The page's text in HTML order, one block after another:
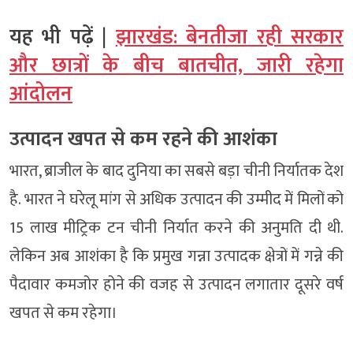
यह भी पढ़ें |झारखंड: बेनतीजा रही सरकार
और छात्रों के बीच बातचीत, जारी रहेगा
आंदोलन
उत्पादन खपत से कम रहने की आशंका
भारत, ब्राजील के बाद दुनिया का सबसे बड़ा चीनी निर्यातक देश
है. भारत ने घरेलू मांग से अधिक उत्पादन की उम्मीद में मिलों को
15 लाख मीट्रिक टन चीनी निर्यात करने की अनुमति दी थी.
लेकिन अब आशंका है कि प्रमुख गन्ना उत्पादक क्षेत्रों में गन्ने की
पैदावार कमजोर होने की वजह से उत्पादन लगातार दूसरे वर्ष
खपत से कम रहेगा।